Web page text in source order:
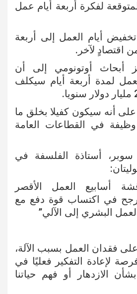
لفكرة أربعة أيام عمل
أيام العمل إلى أربعة
اقتصادٍ لآخر.
أبحاث أوتونومي إلى أن
لمدة أربعة أيام سيكلف
على أنه سيكون كفيلا بخلق ما
59 ألف وظيفة في القطاعات العامة
أستاذة الفلسفة في
أسابيع العمل الأقصر
في اكتساب قوة دفع مع
البشري إلى الآلي”
فقدان العمل بسبب الآلة،
لإعادة التفكير فعليًا في
الازدهار أو فهم حياتنا